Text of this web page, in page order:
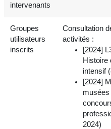
intervenants
Groupes
utilisateurs
inscrits
Consultation
activités :
[2024]
Histoire
intensif
[2024]
musées
2024)